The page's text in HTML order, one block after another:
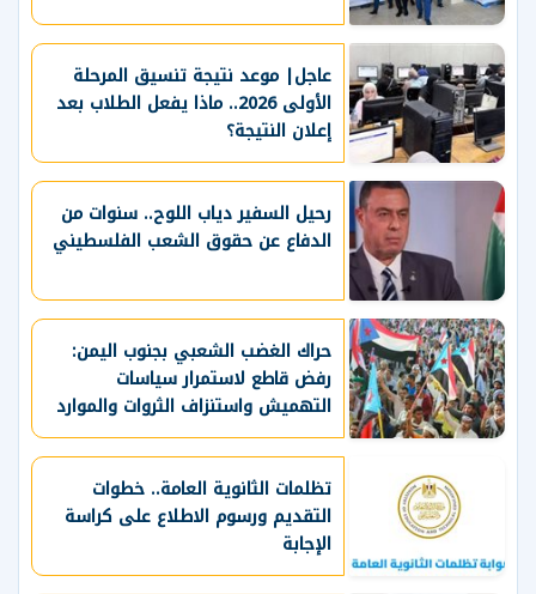
عاجل| موعد نتيجة تنسيق المرحلة
الأولى 2026.. ماذا يفعل الطلاب بعد
إعلان النتيجة؟
رحيل السفير دياب اللوح.. سنوات من
الدفاع عن حقوق الشعب الفلسطيني
حراك الغضب الشعبي بجنوب اليمن:
رفض قاطع لاستمرار سياسات
التهميش واستنزاف الثروات والموارد
الحيوية
تظلمات الثانوية العامة.. خطوات
التقديم ورسوم الاطلاع على كراسة
الإجابة